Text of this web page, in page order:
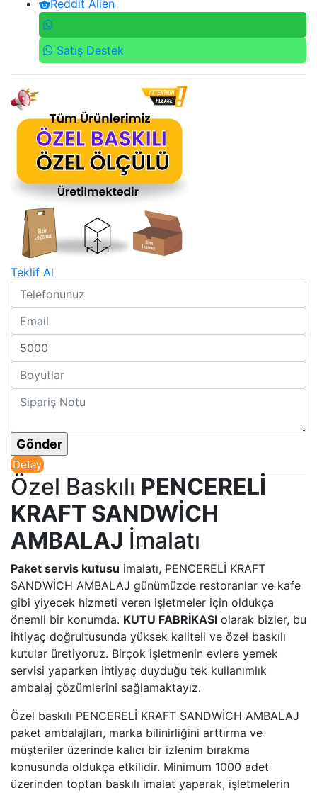
Reddit Alien
Satış Destek
Teklif Al
Detay
Özel Baskılı PENCERELİ
KRAFT SANDWİCH
AMBALAJ İmalatı
Paket servis kutusu imalatı, PENCERELİ KRAFT
SANDWİCH AMBALAJ günümüzde restoranlar ve kafe
gibi yiyecek hizmeti veren işletmeler için oldukça
önemli bir konumda. KUTU FABRİKASI olarak bizler, bu
ihtiyaç doğrultusunda yüksek kaliteli ve özel baskılı
kutular üretiyoruz. Birçok işletmenin evlere yemek
servisi yaparken ihtiyaç duyduğu tek kullanımlık
ambalaj çözümlerini sağlamaktayız.
Özel baskılı PENCERELİ KRAFT SANDWİCH AMBALAJ
paket ambalajları, marka bilinirliğini arttırma ve
müşteriler üzerinde kalıcı bir izlenim bırakma
konusunda oldukça etkilidir. Minimum 1000 adet
üzerinden toptan baskılı imalat yaparak, işletmelerin